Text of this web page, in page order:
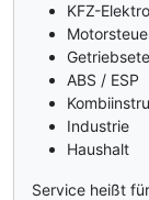
KFZ-
ABS / ESP
Industrie
Haushalt
Service heißt